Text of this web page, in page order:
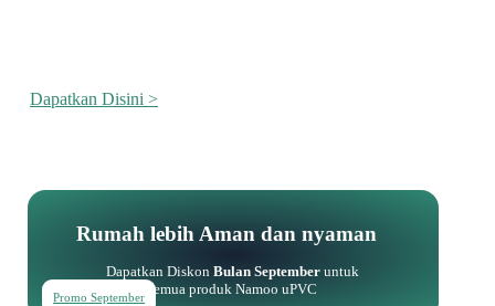
Dapatkan Disini >
Rumah lebih Aman dan nyaman
Dapatkan DiskonBulan September untuk
semua produk Namoo uPVC
Promo September